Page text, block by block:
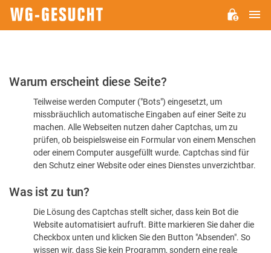
Bitte
dass
sind
Warum erscheint diese Seite?
Teilweise werden Computer ("Bots") eingesetzt, um
missbräuchlich automatische Eingaben auf einer Seite zu
machen. Alle Webseiten nutzen daher Captchas, um zu
prüfen, ob beispielsweise ein Formular von einem Menschen
oder einem Computer ausgefüllt wurde. Captchas sind für
den Schutz einer Website oder eines Dienstes unverzichtbar.
Was ist zu tun?
Die Lösung des Captchas stellt sicher, dass kein Bot die
Website automatisiert aufruft. Bitte markieren Sie daher die
Checkbox unten und klicken Sie den Button "Absenden". So
wissen wir, dass Sie kein Programm, sondern eine reale